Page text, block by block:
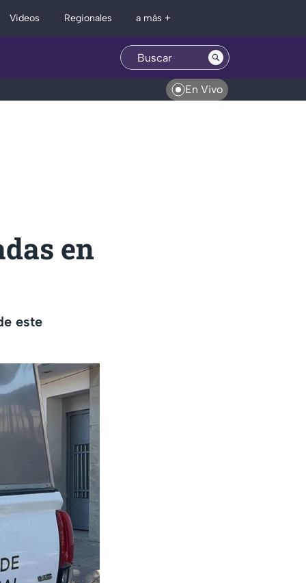
Videos Regionales a más +
En Vivo
en
este